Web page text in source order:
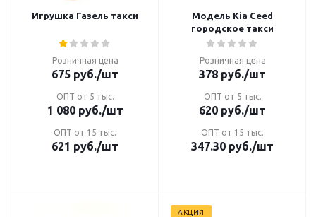
Игрушка Газель такси
Розничная цена
675 руб./шт
ОПТ от 5 тыс.
1 080руб./шт
ОПТ от 15 тыс.
621 руб./шт
Модель Kia Ceed
городское такси
Розничная цена
378 руб./шт
ОПТ от 5 тыс.
620 руб./шт
ОПТ от 15 тыс.
347.30 руб./шт
АКЦИЯ